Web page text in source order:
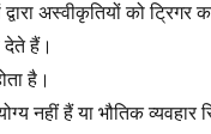
द्वारा अस्वीकृतियों को
देते हैं।
है।
नहीं हैं या भौतिक व्यवहार